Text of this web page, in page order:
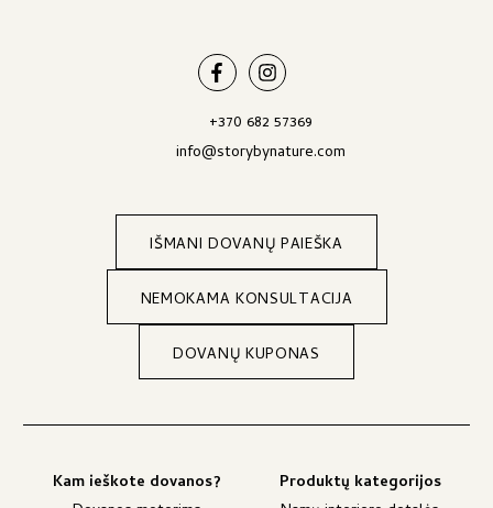
+370 682 57369
info@storybynature.com
IŠMANI DOVANŲ PAIEŠKA
NEMOKAMA KONSULTACIJA
DOVANŲ KUPONAS
Kam ieškote dovanos?
Produktų kategorijos